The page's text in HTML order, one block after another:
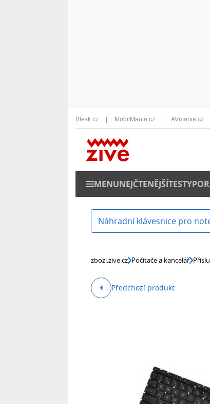
Blesk.cz MobilMania.cz AVmania.cz
MENUNEJČTENĚJŠÍTESTY
zbozi.zive.cz Počítače a kancelář
Předchozí produkt